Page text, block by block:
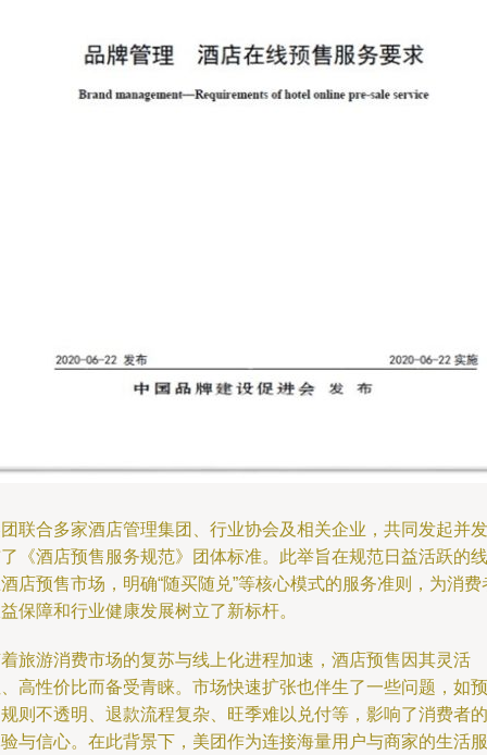
联合多家酒店管理集团、行业协会及相关企业，共同发起并发
《酒店预售服务规范》团体标准。此举旨在规范日益活跃的线
店预售市场，明确“随买随兑”等核心模式的服务准则，为消费
保障和行业健康发展树立了新标杆。
旅游消费市场的复苏与线上化进程加速，酒店预售因其灵活
高性价比而备受青睐。市场快速扩张也伴生了一些问题，如预
则不透明、退款流程复杂、旺季难以兑付等，影响了消费者的
与信心。在此背景下，美团作为连接海量用户与商家的生活服